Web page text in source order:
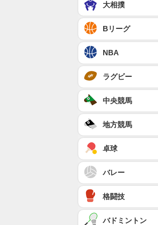
大相撲
Bリーグ
NBA
ラグビー
中央競馬
地方競馬
卓球
バレー
格闘技
バドミントン